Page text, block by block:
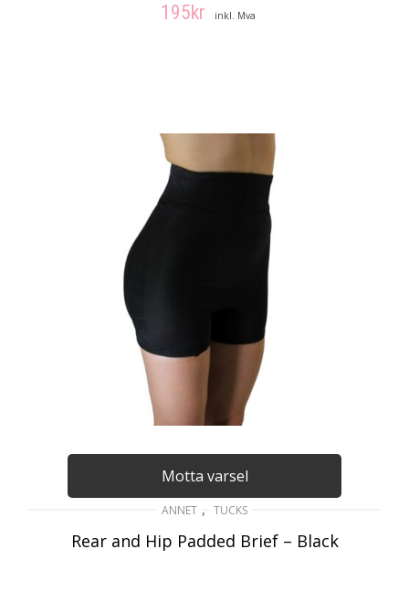
195kr inkl. Mva
Motta varsel
ANNET , TUCKS
Rear and Hip Padded Brief – Black